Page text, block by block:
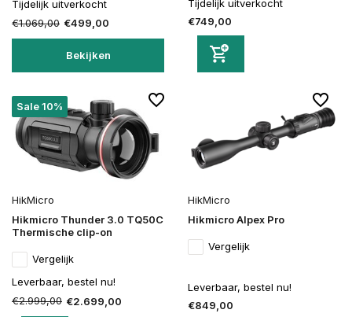
Tijdelijk uitverkocht
€1.069,00 €499,00
Bekijken
Tijdelijk uitverkocht
€749,00
Sale 10%
HikMicro
Hikmicro Thunder 3.0 TQ50C
Thermische clip-on
Vergelijk
Leverbaar, bestel nu!
€2.999,00 €2.699,00
HikMicro
Hikmicro Alpex Pro
Vergelijk
Leverbaar, bestel nu!
€849,00